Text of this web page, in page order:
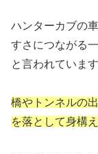
ハンターカブの
すさにつながる
と言われています
橋やトンネルの
を落として身構